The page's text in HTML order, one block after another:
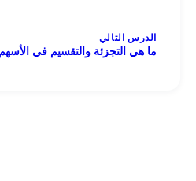
الدرس التالي
ما هي التجزئة والتقسيم في